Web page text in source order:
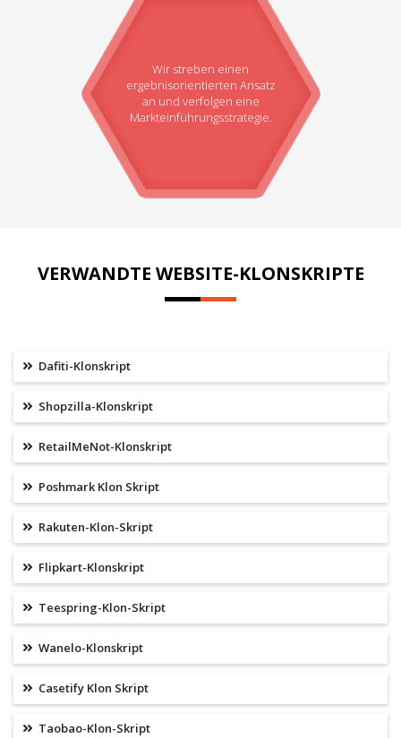
Wir streben einen
ergebnisorientierten Ansatz
an und verfolgen eine
Markteinführungsstrategie.
VERWANDTE WEBSITE-KLONSKRIPTE
Dafiti-Klonskript
Shopzilla-Klonskript
RetailMeNot-Klonskript
Poshmark Klon Skript
Rakuten-Klon-Skript
Flipkart-Klonskript
Teespring-Klon-Skript
Wanelo-Klonskript
Casetify Klon Skript
Taobao-Klon-Skript